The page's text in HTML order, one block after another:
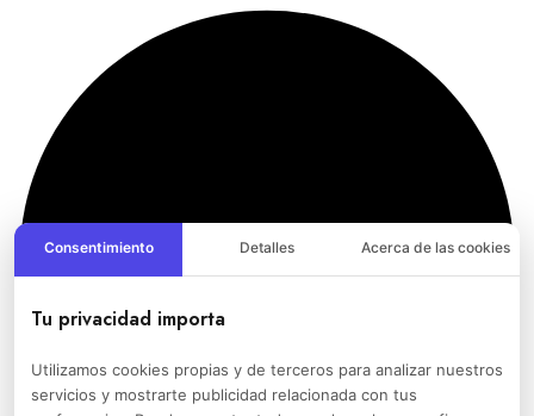
Consentimiento Detalles Acerca de las cookies
Tu privacidad importa
Utilizamos cookies propias y de terceros para analizar nuestros
servicios y mostrarte publicidad relacionada con tus